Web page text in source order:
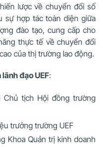
lược về chuyển đổi số
sự hợp tác toàn diện giữa
đào tạo, cung cấp cho
thực tế về chuyển đổi
của thị trường lao động.
đạo UEF:
tịch Hội đồng trường
trưởng trường UEF
Khoa Quản trị kinh doanh